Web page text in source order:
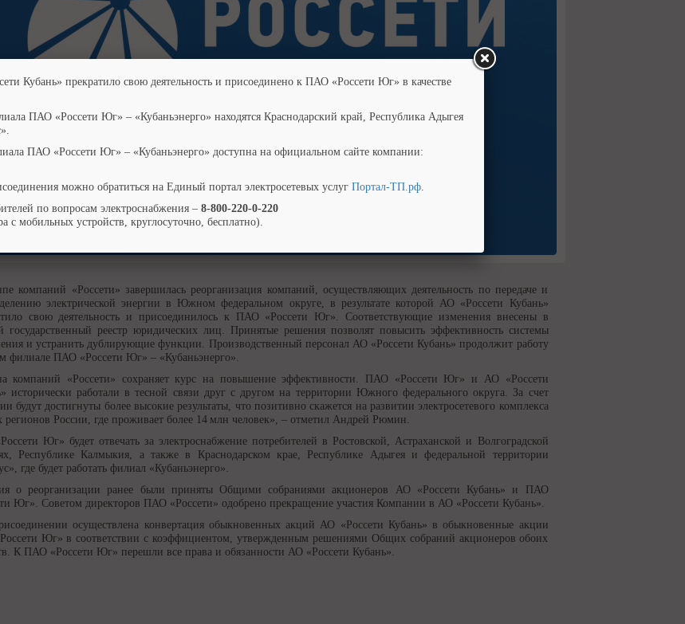
компаний «Россети» завершилась реорганизация компаний, осуществляющих деятельность по передаче и
электрической энергии в Южном федеральном округе, в результате которой АО «Россети Кубань»
свою деятельность и присоединилось к ПАО «Россети Юг». Соответствующие изменения внесены в
государственный реестр юридических лиц. Принятые решения позволят повысить эффективность системы
и устранить дублирующие функции. Производственный персонал АО «Россети Кубань» продолжит работу
филиале ПАО «Россети Юг» – «Кубаньэнерго».
компаний «Россети» сохраняет курс на повышение эффективности. ПАО «Россети Юг» и АО «Россети
исторически работали в тесной связи друг с другом на территории Южного федерального округа. За счет
будут достигнуты более высокие результаты, что позитивно скажется на развитии электросетевого комплекса
России, где проживает более 14 млн человек», – отметил Андрей Рюмин.
Юг» будет отвечать за электроснабжение потребителей в Ростовской, Астраханской и Волгоградской
Республике Калмыкия, а также в Краснодарском крае, Республике Адыгея и федеральной территории
где будет работать филиал «Кубаньэнерго».
о реорганизации ранее были приняты Общими собраниями акционеров АО «Россети Кубань» и ПАО
Юг». Советом директоров ПАО «Россети» одобрено прекращение участия Компании в АО «Россети Кубань».
осуществлена конвертация обыкновенных акций АО «Россети Кубань» в обыкновенные акции
Юг» в соответствии с коэффициентом, утвержденным решениями Общих собраний акционеров обоих
К ПАО «Россети Юг» перешли все права и обязанности АО «Россети Кубань».
Кубань» прекратило свою деятельность и присоединено к ПАО «Россети Юг» в качестве
ПАО «Россети Юг» – «Кубаньэнерго» находятся Краснодарский край, Республика Адыгея
ПАО «Россети Юг» – «Кубаньэнерго» доступна на официальном сайте компании:
можно обратиться на Единый портал электросетевых услуг Портал-ТП.рф.
по вопросам электроснабжения – 8-800-220-0-220
с мобильных устройств, круглосуточно, бесплатно).